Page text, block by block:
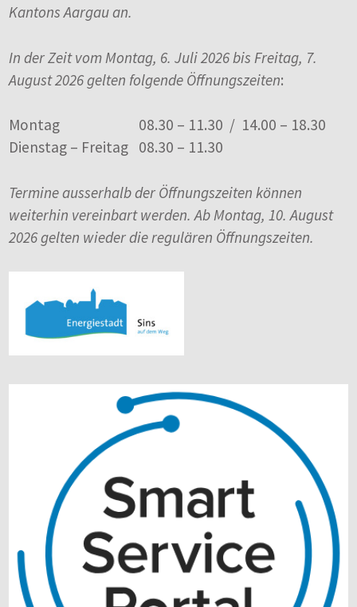
Kantons Aargau an.
In der Zeit vom Montag, 6. Juli 2026 bis Freitag, 7.
August 2026 gelten folgende Öffnungszeiten:
Montag
08.30 – 11.30 / 14.00 – 18.30
Dienstag – Freitag 08.30 – 11.30
Termine ausserhalb der Öffnungszeiten können
weiterhin vereinbart werden. Ab Montag, 10. August
2026 gelten wieder die regulären Öffnungszeiten.